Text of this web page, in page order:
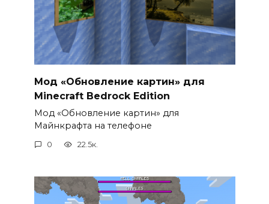
Мод «Обновление картин» для
Minecraft Bedrock Edition
Мод «Обновление картин» для
Майнкрафта на телефоне
0 22.5к.